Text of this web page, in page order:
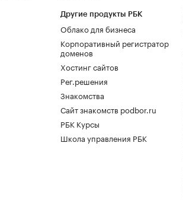
Другие продукты РБК
Облако для бизнеса
Корпоративный регистратор
доменов
Хостинг сайтов
Рег.решения
Знакомства
Сайт знакомств podbor.ru
РБК Курсы
Школа управления РБК